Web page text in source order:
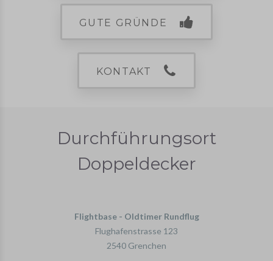
GUTE GRÜNDE
KONTAKT
Durchführungsort
Doppeldecker
Flightbase - Oldtimer Rundflug
Flughafenstrasse 123
2540 Grenchen